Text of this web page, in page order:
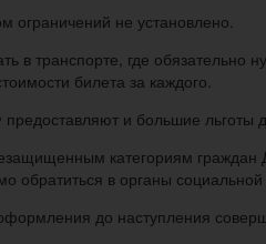
ограничений не установлено.
в транспорте, где обязательно
билета за каждого.
и большие льготы
категориям
обратиться в органы
до наступления